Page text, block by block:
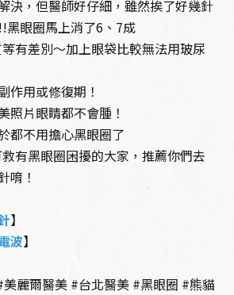
形 抗衰老保養
決，但醫師好仔細，雖然挨了好幾針
黑眼圈馬上消了6、7成
有差別〜加上眼袋比較無法用玻尿
作用或修復期！
照片眼睛都不會腫！
都不用擔心黑眼圈了
有黑眼圈困擾的大家，推薦你們去
唷！
】
波】
麗爾醫美 #台北醫美 #黑眼圈 #熊貓